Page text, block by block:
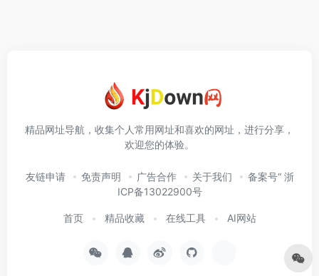
精品网址导航，收集个人常用网址和喜欢的网址，进行分享，
欢迎您的体验。
友链申请 免责声明 广告合作 关于我们
备案号“ 浙
ICP备13022900号
首页 精品收藏 在线工具 AI网站